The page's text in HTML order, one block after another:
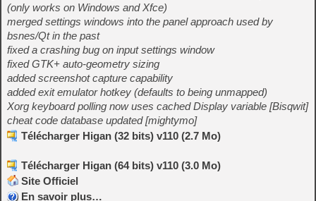
(only works on Windows and Xfce)
merged settings windows into the panel approach used by
bsnes/Qt in the past
fixed a crashing bug on input settings window
fixed GTK+ auto-geometry sizing
added screenshot capture capability
added exit emulator hotkey (defaults to being unmapped)
Xorg keyboard polling now uses cached Display variable [Bisqwit]
cheat code database updated [mightymo]
Télécharger Higan (32 bits) v110 (2.7 Mo)
Télécharger Higan (64 bits) v110 (3.0 Mo)
Site Officiel
En savoir plus…